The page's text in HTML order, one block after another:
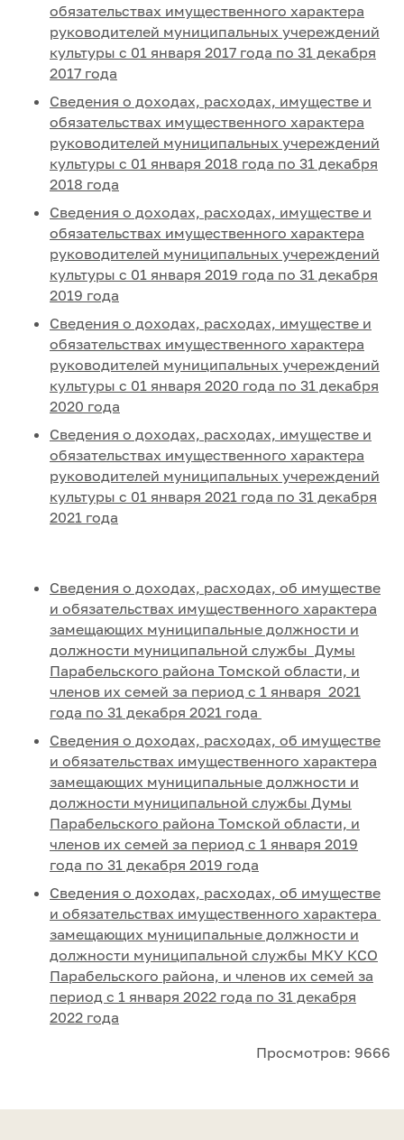
обязательствах имущественного характера
руководителей муниципальных учереждений
культуры с 01 января 2017 года по 31 декабря
2017 года
Сведения о доходах, расходах, имуществе и
обязательствах имущественного характера
руководителей муниципальных учереждений
культуры с 01 января 2018 года по 31 декабря
2018 года
Сведения о доходах, расходах, имуществе и
обязательствах имущественного характера
руководителей муниципальных учереждений
культуры с 01 января 2019 года по 31 декабря
2019 года
Сведения о доходах, расходах, имуществе и
обязательствах имущественного характера
руководителей муниципальных учереждений
культуры с 01 января 2020 года по 31 декабря
2020 года
Сведения о доходах, расходах, имуществе и
обязательствах имущественного характера
руководителей муниципальных учереждений
культуры с 01 января 2021 года по 31 декабря
2021 года
Сведения о доходах, расходах, об имуществе
и обязательствах имущественного характера
замещающих муниципальные должности и
должности муниципальной службы Думы
Парабельского района Томской области, и
членов их семей за период с 1 января 2021
года по 31 декабря 2021 года
Сведения о доходах, расходах, об имуществе
и обязательствах имущественного характера
замещающих муниципальные должности и
должности муниципальной службы Думы
Парабельского района Томской области, и
членов их семей за период с 1 января 2019
года по 31 декабря 2019 года
Сведения о доходах, расходах, об имуществе
и обязательствах имущественного характера
замещающих муниципальные должности и
должности муниципальной службы МКУ КСО
Парабельского района, и членов их семей за
период с 1 января 2022 года по 31 декабря
2022 года
Просмотров: 9666